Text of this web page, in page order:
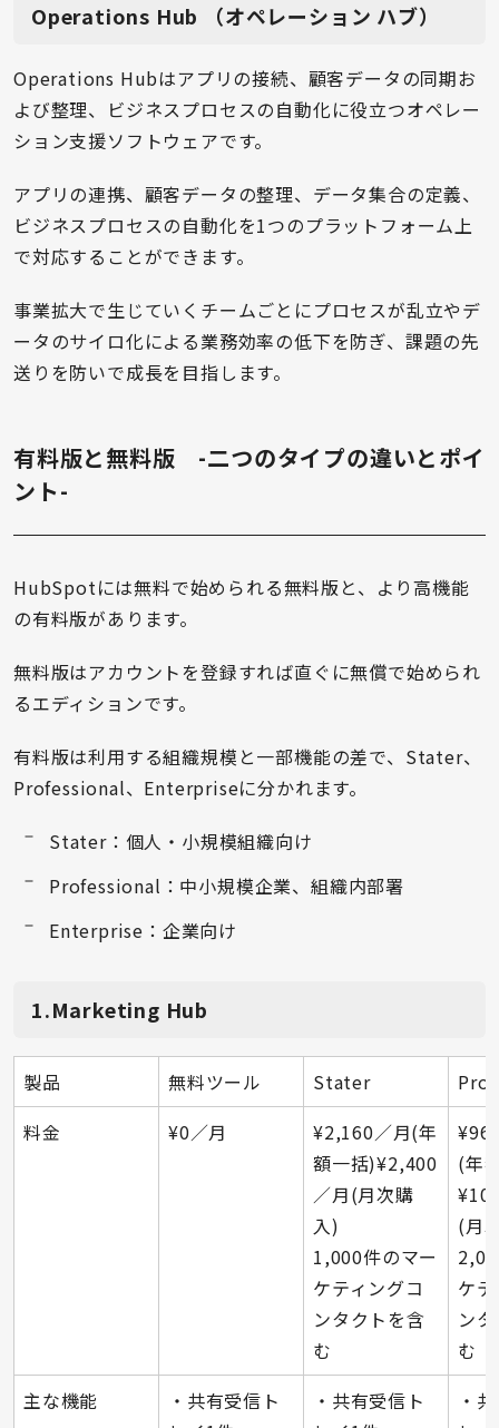
Operations Hub （オペレーション ハブ）
Operations Hubはアプリの接続、顧客データの同期お
よび整理、ビジネスプロセスの自動化に役立つオペレー
ション支援ソフトウェアです。
アプリの連携、顧客データの整理、データ集合の定義、
ビジネスプロセスの自動化を1つのプラットフォーム上
で対応することができます。
事業拡大で生じていくチームごとにプロセスが乱立やデ
ータのサイロ化による業務効率の低下を防ぎ、課題の先
送りを防いで成長を目指します。
有料版と無料版 -二つのタイプの違いとポイ
ント-
HubSpotには無料で始められる無料版と、より高機能
の有料版があります。
無料版はアカウントを登録すれば直ぐに無償で始められ
るエディションです。
有料版は利用する組織規模と一部機能の差で、Stater、
Professional、Enterpriseに分かれます。
Stater：個人・小規模組織向け
Professional：中小規模企業、組織内部署
Enterprise：企業向け
1.Marketing Hub
製品 無料ツール Stater
料金
¥0／月
¥2,160／月(年
額一括)¥2,400
／月(月次購
入)
1,000件のマー
ケティングコ
ンタクトを含
む
(年
(月
ケ
ン
む
主な機能
・共有受信ト
・共有受信ト
・